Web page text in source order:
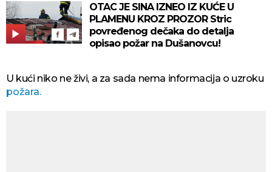
OTAC JE SINA IZNEO IZ KUĆE U
PLAMENU KROZ PROZOR Stric
povređenog dečaka do detalja
opisao požar na Dušanovcu!
U kući niko ne živi, a za sada nema informacija o uzroku
požara.